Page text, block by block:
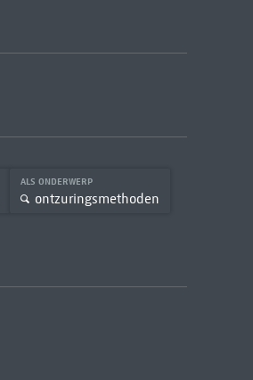
ALS ONDERWERP
ontzuringsmethoden